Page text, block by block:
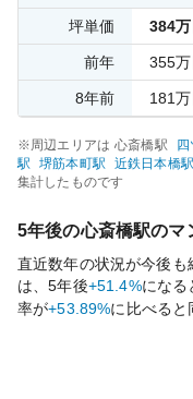
坪単価 384
前年 355
8年前 181
※周辺エリアは 心斎橋駅
駅
堺筋本町駅 近鉄日本橋駅
集計したものです
5年後の心斎橋駅のマ
直近数年の状況が今後も
は、5年後+51.4%になる
率が+53.89%に比べると